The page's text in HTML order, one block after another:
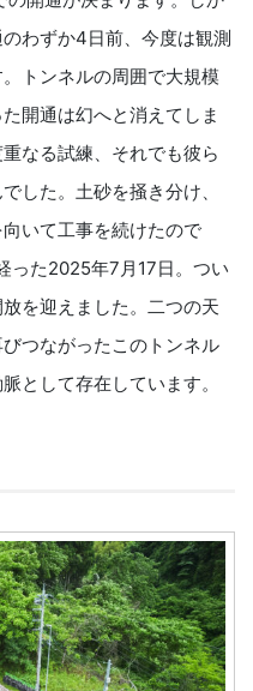
わずか4日前、今度は観測
トンネルの周囲で大規模
開通は幻へと消えてしま
なる試練、それでも彼ら
した。土砂を掻き分け、
いて工事を続けたので
った2025年7月17日。つい
を迎えました。二つの天
つながったこのトンネル
として存在しています。